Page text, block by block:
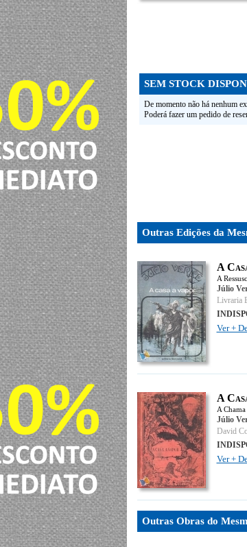
SEM STOCK
De momento não há nenhum
Poderá fazer um pedido de
Outras Edições da
A
A
Júlio
Livraria
Ver +
A
A
Júlio
David
Ver +
Outras Obras do